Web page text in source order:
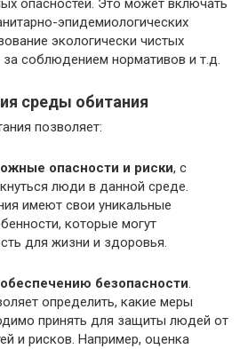
опасностей. Это может включать
эпидемиологических
экологически чистых
за соблюдением нормативов и т.д.
среды обитания
позволяет:
опасности и риски, с
люди в данной среде.
имеют свои уникальные
которые могут
для жизни и здоровья.
безопасности.
определить, какие меры
принять для защиты людей от
и рисков. Например, оценка